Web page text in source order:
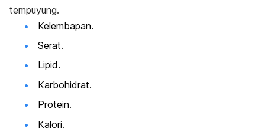
tempuyung.
Kelembapan.
Serat.
Lipid.
Karbohidrat.
Protein.
Kalori.